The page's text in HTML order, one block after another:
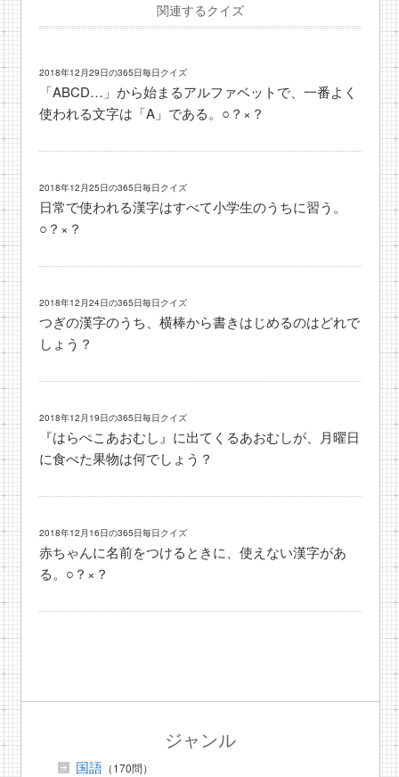
関連するクイズ
2018年12月29日の365日毎日クイズ
「ABCD…」から始まるアルファベットで、一番よく
使われる文字は「A」である。○？×？
2018年12月25日の365日毎日クイズ
日常で使われる漢字はすべて小学生のうちに習う。
○？×？
2018年12月24日の365日毎日クイズ
つぎの漢字のうち、横棒から書きはじめるのはどれで
しょう？
2018年12月19日の365日毎日クイズ
『はらぺこあおむし』に出てくるあおむしが、月曜日
に食べた果物は何でしょう？
2018年12月16日の365日毎日クイズ
赤ちゃんに名前をつけるときに、使えない漢字があ
る。○？×？
ジャンル
国語（170問）